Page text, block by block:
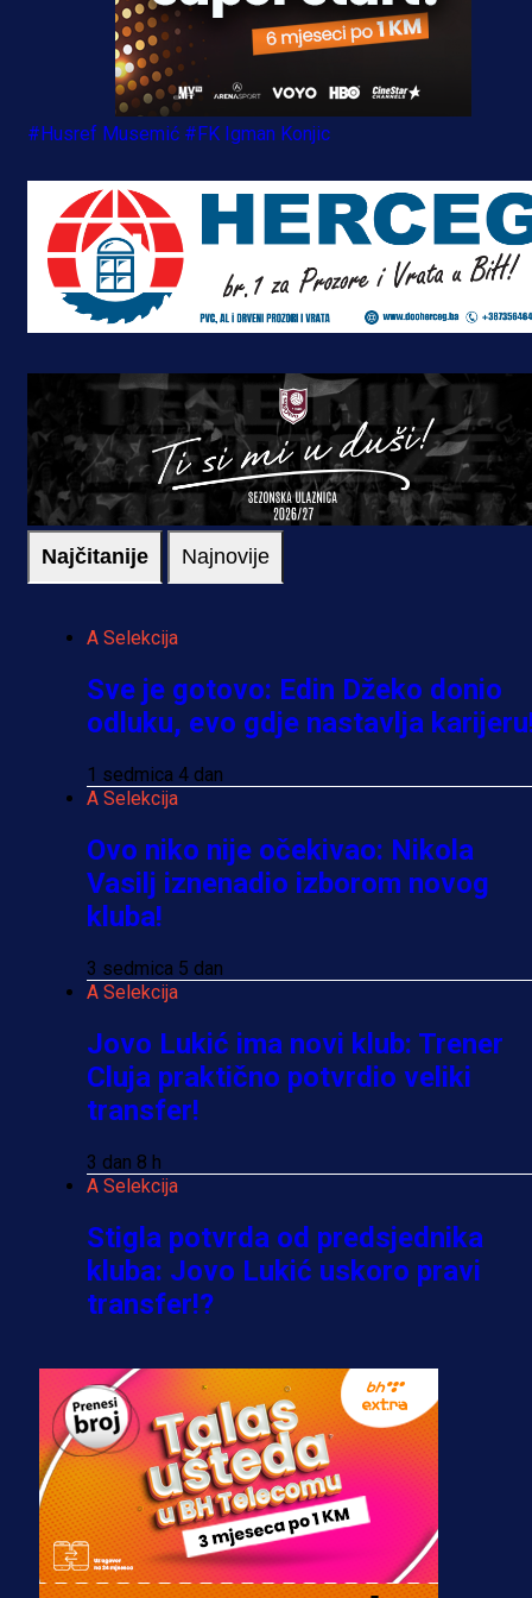
#Husref Musemić #FK Igman Konjic
Najčitanije Najnovije
A Selekcija
Sve je gotovo: Edin Džeko donio
odluku, evo gdje nastavlja
1 sedmica 4 dan
A Selekcija
Ovo niko nije očekivao: Nikola
Vasilj iznenadio izborom novog
kluba!
3 sedmica 5 dan
A Selekcija
Jovo Lukić ima novi klub: Trener
Cluja praktično potvrdio veliki
transfer!
3 dan 8 h
A Selekcija
Stigla potvrda od predsjednika
kluba: Jovo Lukić uskoro pravi
transfer!?
A Selekcija
Zmajevi dobili veliko pojačanje:
Fudbaler Olympiacosa želi obući
dres BiH!
3 sedmica 3 dan
Premijer liga BiH